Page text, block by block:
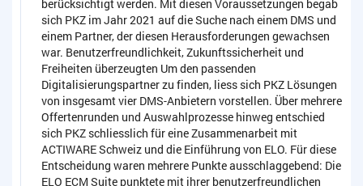
berücksichtigt werden. Mit diesen Voraussetzungen begab
sich PKZ im Jahr 2021 auf die Suche nach einem DMS und
einem Partner, der diesen Herausforderungen gewachsen
war. Benutzerfreundlichkeit, Zukunftssicherheit und
Freiheiten überzeugten Um den passenden
Digitalisierungspartner zu finden, liess sich PKZ Lösungen
von insgesamt vier DMS-Anbietern vorstellen. Über mehrere
Offertenrunden und Auswahlprozesse hinweg entschied
sich PKZ schliesslich für eine Zusammenarbeit mit
ACTIWARE Schweiz und die Einführung von ELO. Für diese
Entscheidung waren mehrere Punkte ausschlaggebend: Die
ELO ECM Suite punktete mit ihrer benutzerfreundlichen